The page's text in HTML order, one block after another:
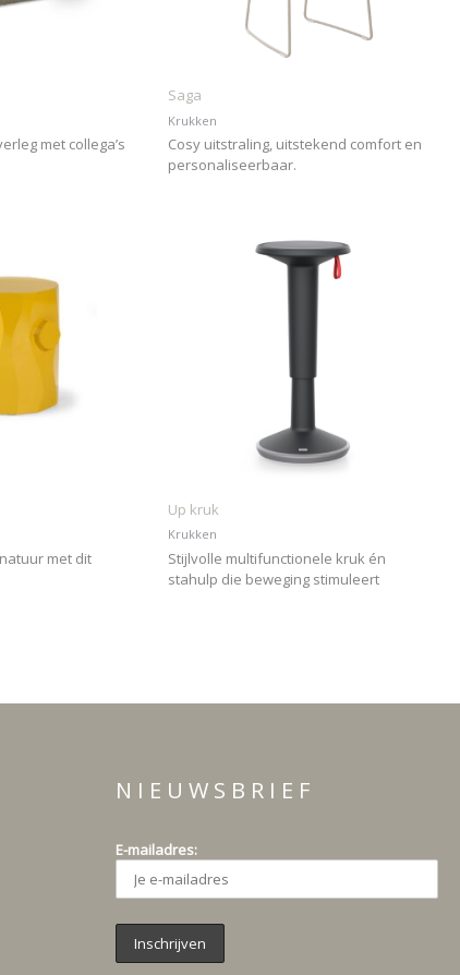
met collega’s
Saga
Krukken
Cosy uitstraling, uitstekend comfort en
personaliseerbaar.
met dit
Up kruk
Krukken
Stijlvolle multifunctionele kruk én
stahulp die beweging stimuleert
N I E U W S B R I E F
E-mailadres: